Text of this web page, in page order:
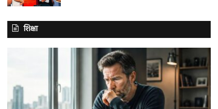
शिक्षा